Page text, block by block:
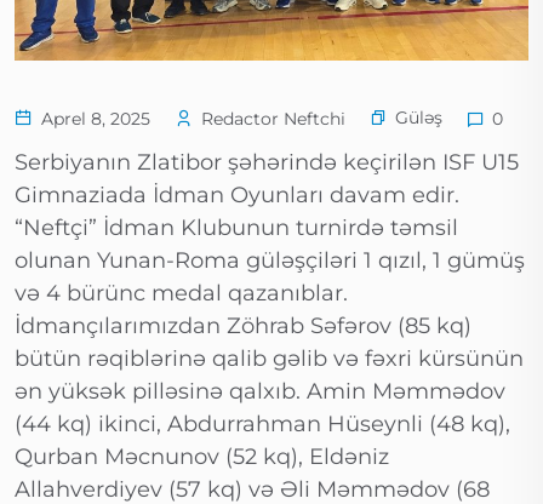
Aprel 8, 2025 Redactor Neftchi Güləş 0
Serbiyanın Zlatibor şəhərində keçirilən ISF U15
Gimnaziada İdman Oyunları davam edir.
“Neftçi” İdman Klubunun turnirdə təmsil
olunan Yunan-Roma güləşçiləri 1 qızıl, 1 gümüş
və 4 bürünc medal qazanıblar.
İdmançılarımızdan Zöhrab Səfərov (85 kq)
bütün rəqiblərinə qalib gəlib və fəxri kürsünün
ən yüksək pilləsinə qalxıb. Amin Məmmədov
(44 kq) ikinci, Abdurrahman Hüseynli (48 kq),
Qurban Məcnunov (52 kq), Eldəniz
Allahverdiyev (57 kq) və Əli Məmmədov (68